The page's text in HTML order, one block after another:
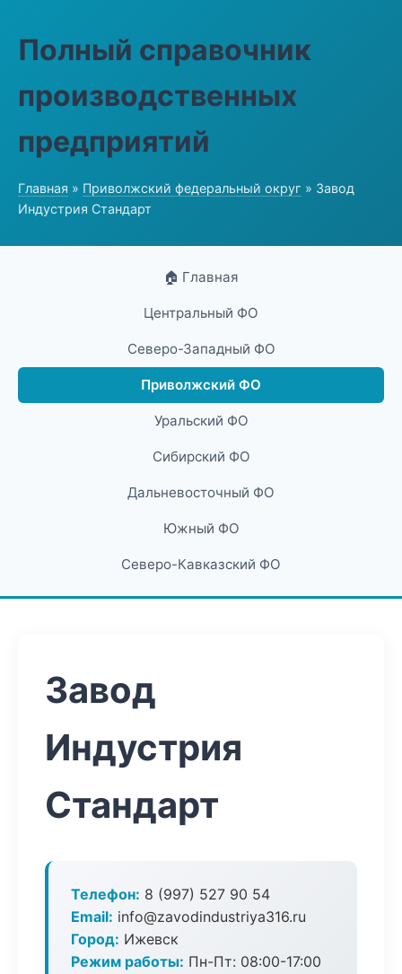
Полный справочник
производственных
предприятий
Главная » Приволжский федеральный округ » Завод
Индустрия Стандарт
🏠 Главная
Центральный ФО
Северо-Западный ФО
Приволжский ФО
Уральский ФО
Сибирский ФО
Дальневосточный ФО
Южный ФО
Северо-Кавказский ФО
Завод
Индустрия
Стандарт
Телефон: 8 (997) 527 90 54
Email: info@zavodindustriya316.ru
Город: Ижевск
Режим работы: Пн-Пт: 08:00-17:00